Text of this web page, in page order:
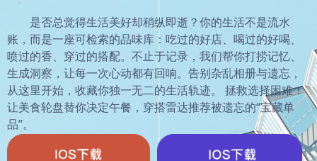
是否总觉得生活美好却稍纵即逝？你的生活不是流水
账，而是一座可检索的品味库：吃过的好店、喝过的好喝、
喷过的香、穿过的搭配。不止于记录，我们帮你打捞记忆、
生成洞察，让每一次心动都有回响。告别杂乱相册与遗忘，
从这里开始，收藏你独一无二的生活轨迹。 拯救选择困难！
让美食轮盘替你决定午餐，穿搭雷达推荐被遗忘的“宝藏单
品”。